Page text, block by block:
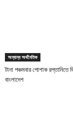
অন্যান্য অর্থনৈতিক
টানা পঞ্চমবার পোশাক রপ্তানিতে
বাংলাদেশ